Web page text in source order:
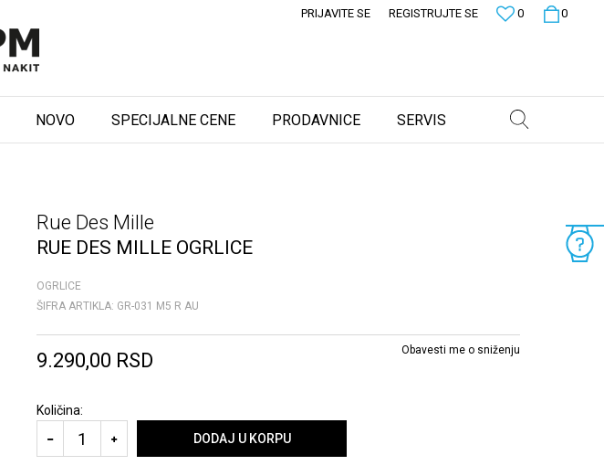
0
0
PRIJAVITE SE REGISTRUJTE SE
NOVO SPECIJALNE CENE PRODAVNICE SERVIS
Rue Des Mille
RUE DES MILLE OGRLICE
OGRLICE
ŠIFRA ARTIKLA: GR-031 M5 R AU
9.290,00 RSD Obavesti me o sniženju
Količina:
DODAJ U KORPU